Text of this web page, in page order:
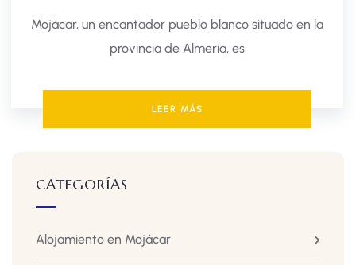
Mojácar, un encantador pueblo blanco situado en la
provincia de Almería, es
LEER MÁS
CATEGORÍAS
Alojamiento en Mojácar